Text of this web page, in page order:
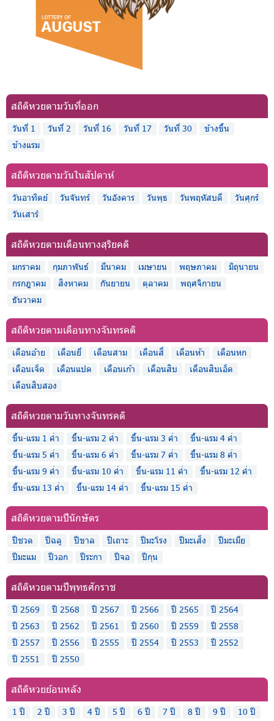
สถิติหวยตามวันที่ออก
วันที่ 1 วันที่ 2 วันที่ 16 วันที่ 17 วันที่ 30
ข้างขึ้น
ข้างแรม
สถิติหวยตามวันในสัปดาห์
วันอาทิตย์ วันจันทร์ วันอังคาร วันพุธ วันพฤหัสบดี
วันศุกร์
วันเสาร์
สถิติหวยตามเดือนทางสุริยคติ
มกราคม กุมภาพันธ์ มีนาคม เมษายน พฤษภาคม
มิถุนายน
กรกฎาคม
สิงหาคม กันยายน ตุลาคม
พฤศจิกายน
ธันวาคม
สถิติหวยตามเดือนทางจันทรคติ
เดือนอ้าย เดือนยี่ เดือนสาม เดือนสี่ เดือนห้า
เดือนหก
เดือนเจ็ด
เดือนแปด เดือนเก้า เดือนสิบ
เดือนสิบเอ็ด
เดือนสิบสอง
สถิติหวยตามวันทางจันทรคติ
ขึ้น-แรม 1 ค่ำ ขึ้น-แรม 2 ค่ำ ขึ้น-แรม 3 ค่ำ
ขึ้น-แรม 4 ค่ำ
ขึ้น-แรม 5 ค่ำ
ขึ้น-แรม 6 ค่ำ ขึ้น-แรม 7 ค่ำ
ขึ้น-แรม 8 ค่ำ
ขึ้น-แรม 9 ค่ำ
ขึ้น-แรม 10 ค่ำ ขึ้น-แรม 11 ค่ำ
ขึ้น-แรม 12 ค่ำ
ขึ้น-แรม 13 ค่ำ
ขึ้น-แรม 14 ค่ำ ขึ้น-แรม 15 ค่ำ
สถิติหวยตามปีนักษัตร
ปีชวด ปีฉลู ปีขาล ปีเถาะ ปีมะโรง ปีมะเส็ง
ปีมะเมีย
ปีมะแม
ปีวอก ปีระกา ปีจอ ปีกุน
สถิติหวยตามปีพุทธศักราช
ปี 2569 ปี 2568 ปี 2567 ปี 2566 ปี 2565
ปี 2564
ปี 2563
ปี 2562 ปี 2561 ปี 2560 ปี 2559
ปี 2558
ปี 2557
ปี 2556 ปี 2555 ปี 2554 ปี 2553
ปี 2552
ปี 2551
ปี 2550
สถิติหวยย้อนหลัง
1 ปี 2 ปี 3 ปี 4 ปี 5 ปี 6 ปี 7 ปี 8 ปี 9 ปี
10 ปี